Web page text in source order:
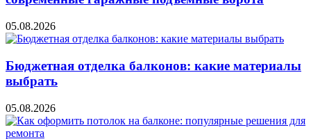
05.08.2026
Бюджетная отделка балконов: какие материалы
выбрать
05.08.2026